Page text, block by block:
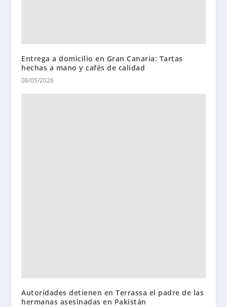
Entrega a domicilio en Gran Canaria: Tartas
hechas a mano y cafés de calidad
08/05/2026
Autoridades detienen en Terrassa el padre de las
hermanas asesinadas en Pakistán